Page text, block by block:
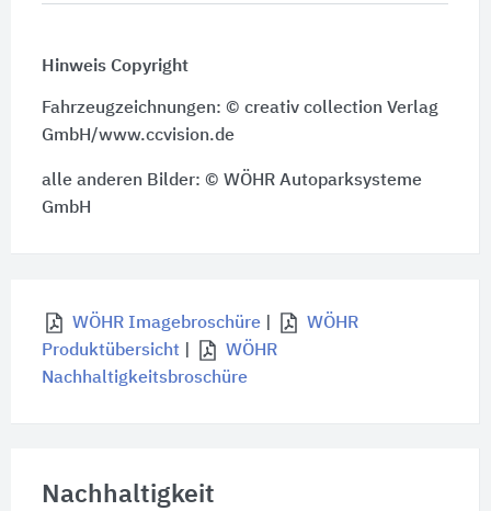
Hinweis Copyright
Fahrzeugzeichnungen: © creativ collection Verlag
GmbH/www.ccvision.de
alle anderen Bilder: © WÖHR Autoparksysteme
GmbH
WÖHR Imagebroschüre|
WÖHR
Produktübersicht|
WÖHR
Nachhaltigkeitsbroschüre
Nachhaltigkeit